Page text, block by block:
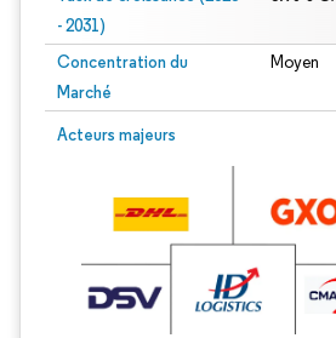
- 2031)
Concentration du
Marché
Moyen
Acteurs majeurs
Image © Mordor Intelligence. La réutilisation